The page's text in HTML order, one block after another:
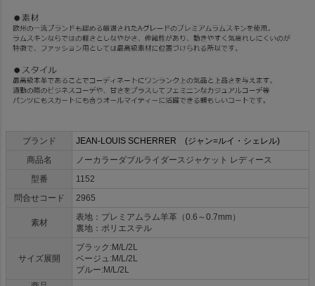
ブランド
JEAN-LOUIS SCHERRER (ジャン=ルイ・シェレル)
商品名
ノーカラーダブルライダースジャケット レディース
型番
1152
問合せコード
2965
素材
表地：プレミアムラム羊革（0.6～0.7mm）
裏地：ポリエステル
サイズ展開
ブラック:M/L/2L
ベージュ:M/L/2L
ブルー:M/L/2L